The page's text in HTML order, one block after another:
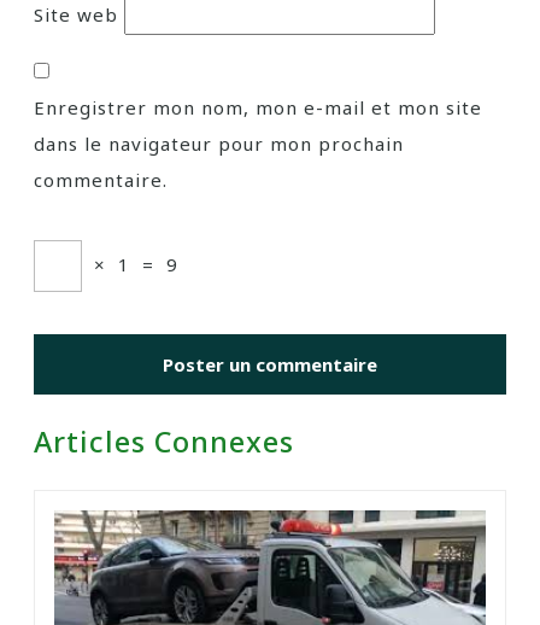
Site web
Enregistrer mon nom, mon e-mail et mon site
dans le navigateur pour mon prochain
commentaire.
× 1 = 9
Articles Connexes